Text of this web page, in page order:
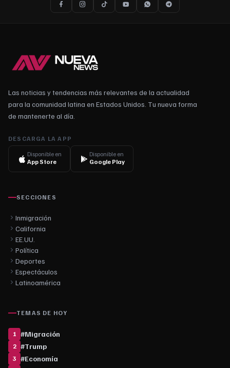
Las noticias y tendencias más relevantes de la actualidad
para la comunidad latina en Estados Unidos. Tu nueva forma
de mantenerte al día.
DESCARGA LA APP
Disponible en
App Store
Disponible en
Google Play
SECCIONES
Inmigración
California
EE.UU.
Política
Deportes
Espectáculos
Latinoamérica
TEMAS DE HOY
1 #Migración
2 #Trump
3 #Economía